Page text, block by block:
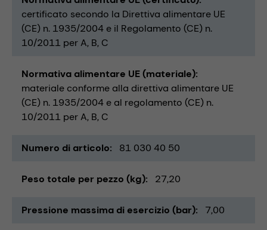
certificato secondo la Direttiva alimentare UE
(CE) n. 1935/2004 e il Regolamento (CE) n.
10/2011 per A, B, C
Normativa alimentare UE (materiale)
materiale conforme alla direttiva alimentare UE
(CE) n. 1935/2004 e al regolamento (CE) n.
10/2011 per A, B, C
Numero di articolo 81 030 40 50
Peso totale per pezzo (kg) 27,20
Pressione massima di esercizio (bar) 7,00